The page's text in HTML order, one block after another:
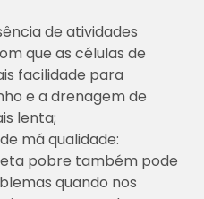
de atividades
que as células de
facilidade para
e a drenagem de
lenta;
má qualidade:
pobre também pode
quando nos